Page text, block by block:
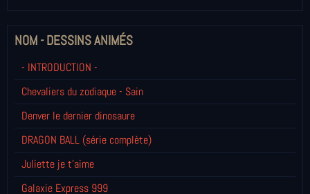
NOM - DESSINS ANIMÉS
- INTRODUCTION -
Chevaliers du zodiaque - Sain
Denver le dernier dinosaure
DRAGON BALL (série complète)
Juliette je t’aime
Galaxie Express 999